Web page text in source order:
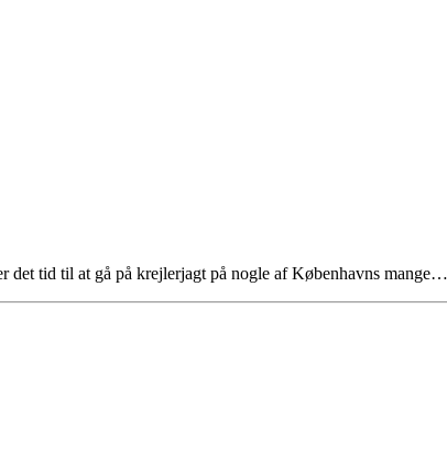
det tid til at gå på krejlerjagt på nogle af Københavns mange…